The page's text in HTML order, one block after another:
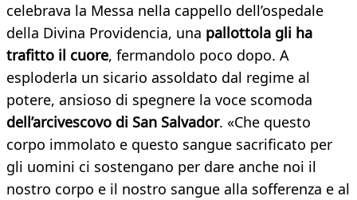
celebrava la Messa nella cappello dell’ospedale
della Divina Providencia, una pallottola gli ha
trafitto il cuore, fermandolo poco dopo. A
esploderla un sicario assoldato dal regime al
potere, ansioso di spegnere la voce scomoda
dell’arcivescovo di San Salvador. «Che questo
corpo immolato e questo sangue sacrificato per
gli uomini ci sostengano per dare anche noi il
nostro corpo e il nostro sangue alla sofferenza e al